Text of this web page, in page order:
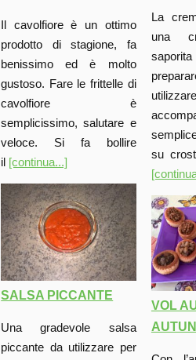
Il cavolfiore è un ottimo
prodotto di stagione, fa
benissimo ed è molto
gustoso. Fare le frittelle di
cavolfiore è
semplicissimo, salutare e
veloce. Si fa bollire
il [continua...]
SALSA PICCANTE
Una gradevole salsa
piccante da utilizzare per
La
una
su
VOL